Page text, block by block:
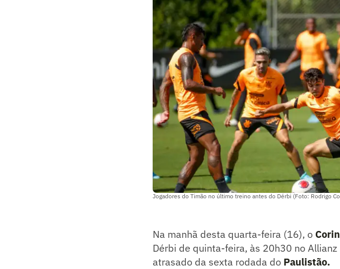
Jogadores do Timão no último treino antes do Dérbi (Foto: Rodrigo
Na manhã desta quarta-feira (16), o
Dérbi de quinta-feira, às 20h30 no
atrasado da sexta rodada do Paulistão.